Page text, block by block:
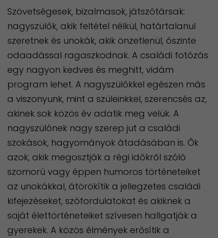
Szövetségesek, bizalmasok, játszótársak:
nagyszülők, akik feltétel nélkül, határtalanul
szeretnek és unokák, akik önzetlenül, őszinte
odaadással ragaszkodnak. A családi fotózás
egy nagyon kedves és meghitt, vidám
program lehet. A nagyszülőkkel egészen más
a viszonyunk, mint a szüleinkkel, szerencsés az,
akinek sok közös év adatik meg velük. A
nagyszülőnek nagy szerep jut a családi
szokások, hagyományok átadásában is. Ők
azok, akik megosztják a régi időkről szóló
szomorú vagy éppen humoros történeteiket
az unokákkal, átörökítik a jellegzetes családi
kifejezéseket, szófordulatokat és akiknek a
saját élettörténeteiket szívesen hallgatják a
gyerekek. A közös élmények erősítik a